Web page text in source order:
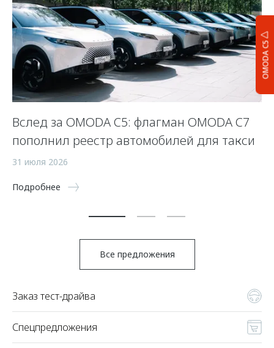
OMODA C5
Вслед за OMODA C5: флагман OMODA C7
пополнил реестр автомобилей для такси
31 июля 2026
Подробнее
Все предложения
Заказ тест-драйва
Спецпредложения